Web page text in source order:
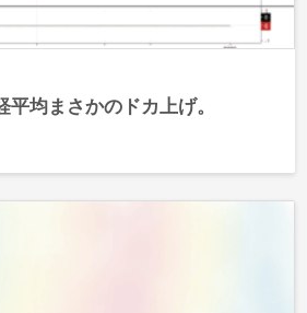
均まさかのドカ上げ。